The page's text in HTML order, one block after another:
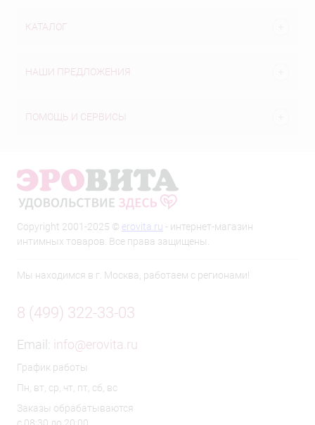
КАТАЛОГ
НАШИ ПРЕДЛОЖЕНИЯ
ПОМОЩЬ И СЕРВИСЫ
Copyright 2001-2025 © erovita.ru - интернет-магазин
интимных товаров. Все права защищены.
Мы находимся в г. Москва, работаем с регионами!
8 (499) 322-33-03
Email: info@erovita.ru
График работы
Пн, вт, ср, чт, пт, сб, вс
Заказы обрабатываются